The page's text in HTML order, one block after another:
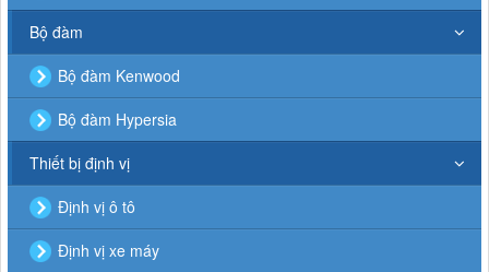
Bộ đàm
Bộ đàm Kenwood
Bộ đàm Hypersia
Thiết bị định vị
Định vị ô tô
Định vị xe máy